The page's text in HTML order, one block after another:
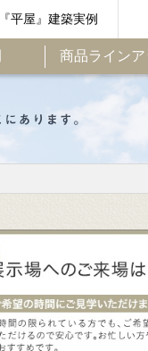
『平屋』建築実例
商品ライン